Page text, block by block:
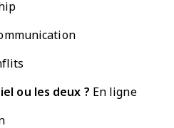
ou les deux ? En ligne